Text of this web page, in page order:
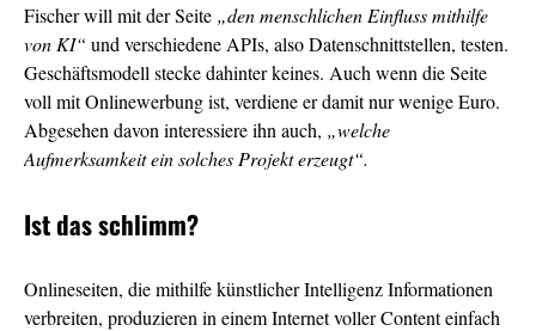
Fischer will mit der Seite „den menschlichen Einfluss mithilfe
von KI“ und verschiedene APIs, also Datenschnittstellen, testen.
Geschäftsmodell stecke dahinter keines. Auch wenn die Seite
voll mit Onlinewerbung ist, verdiene er damit nur wenige Euro.
Abgesehen davon interessiere ihn auch, „welche
Aufmerksamkeit ein solches Projekt erzeugt“.
Ist das schlimm?
Onlineseiten, die mithilfe künstlicher Intelligenz Informationen
verbreiten, produzieren in einem Internet voller Content einfach